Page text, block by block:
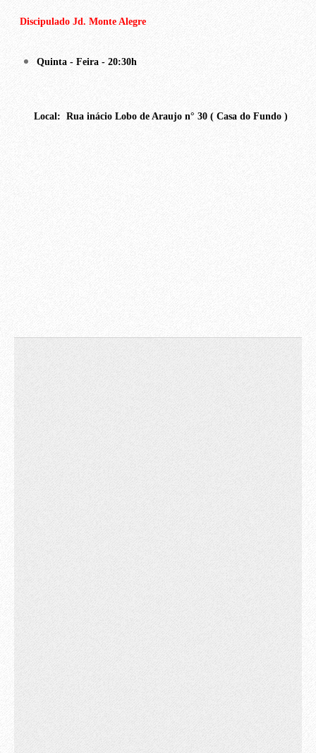
Discipulado Jd. Monte Alegre
Quinta - Feira - 20:30h
Local: Rua inácio Lobo de Araujo n° 30 ( Casa do Fundo )